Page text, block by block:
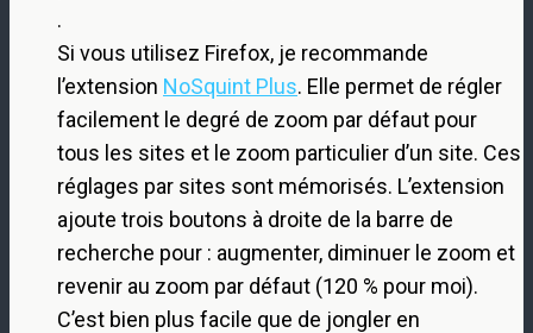
.
Si vous utilisez Firefox, je recommande
l’extension NoSquint Plus. Elle permet de régler
facilement le degré de zoom par défaut pour
tous les sites et le zoom particulier d’un site. Ces
réglages par sites sont mémorisés. L’extension
ajoute trois boutons à droite de la barre de
recherche pour : augmenter, diminuer le zoom et
revenir au zoom par défaut (120 % pour moi).
C’est bien plus facile que de jongler en